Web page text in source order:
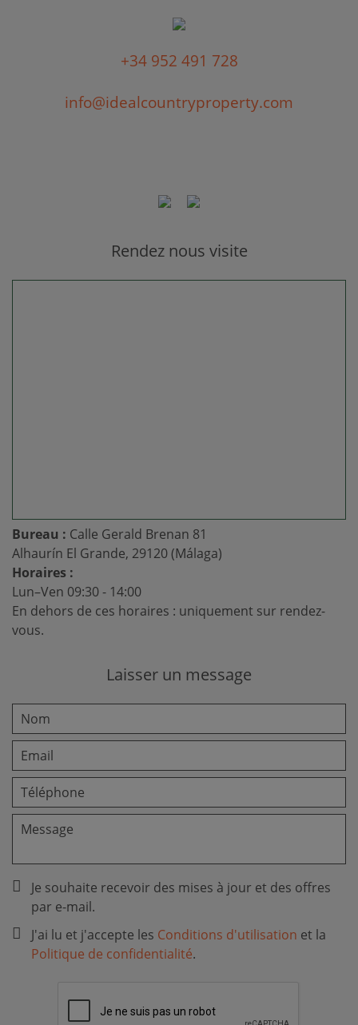
+34 952 491 728
info@idealcountryproperty.com
Rendez nous visite
Bureau : Calle Gerald Brenan 81
Alhaurín El Grande, 29120 (Málaga)
Horaires :
Lun–Ven 09:30 - 14:00
En dehors de ces horaires : uniquement sur rendez-
vous.
Laisser un message
Je souhaite recevoir des mises à jour et des offres
par e-mail.
J'ai lu et j'accepte les Conditions d'utilisation et la
Politique de confidentialité.